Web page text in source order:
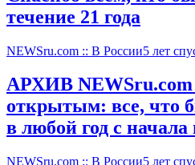
течение 21 года
NEWSru.com :: В России5 лет
АРХИВ NEWSru.com
открытым: все, что
в любой год с начала
NEWSru.com :: В России5 лет